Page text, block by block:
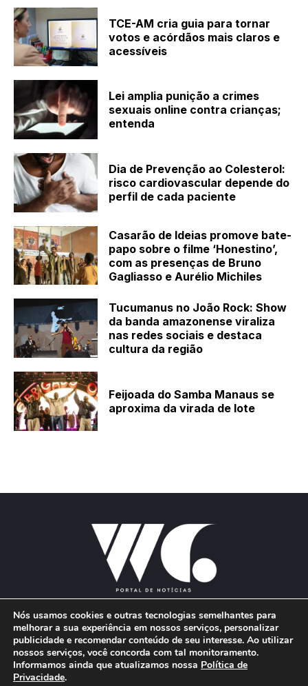
TCE-AM cria guia para tornar
votos e acórdãos mais claros e
acessíveis
Lei amplia punição a crimes
sexuais online contra crianças;
entenda
Dia de Prevenção ao Colesterol:
risco cardiovascular depende do
perfil de cada paciente
Casarão de Ideias promove bate-
papo sobre o filme ‘Honestino’,
com as presenças de Bruno
Gagliasso e Aurélio Michiles
Tucumanus no João Rock: Show
da banda amazonense viraliza
nas redes sociais e destaca
cultura da região
Feijoada do Samba Manaus se
aproxima da virada de lote
E-mail: wgproducoes2018@gmail.com
Nós usamos cookies e outras tecnologias semelhantes para
melhorar a sua experiência em nossos serviços, personalizar
publicidade e recomendar conteúdo de seu interesse. Ao utilizar
nossos serviços, você concorda com tal monitoramento.
Informamos ainda que atualizamos nossa Política de
Privacidade.